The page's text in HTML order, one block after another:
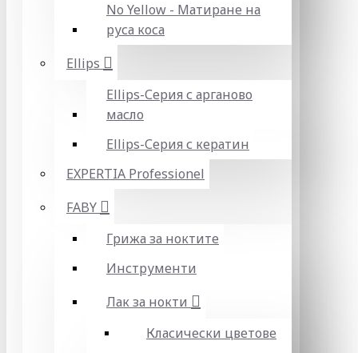
No Yellow - Матиране на
руса коса
Ellips
Ellips-Серия с арганово
масло
Ellips-Серия с кератин
EXPERTIA Professionel
FABY
Грижа за ноктите
Инструменти
Лак за нокти
Класически цветове